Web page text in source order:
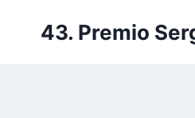
43. Premio